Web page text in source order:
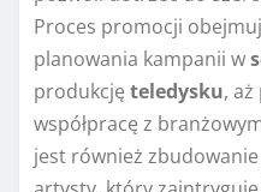
Proces promocji
planowania kampanii w
produkcję teledysku,
współpracę z
jest również